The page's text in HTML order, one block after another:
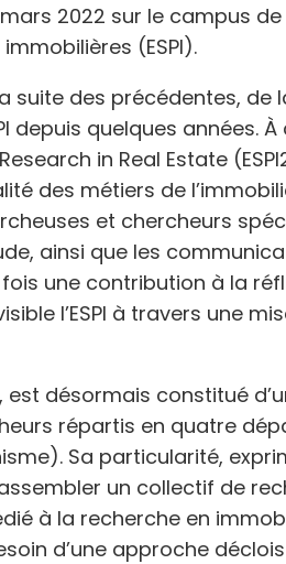
2022 sur le campus
(ESPI).
suite des précédentes, de
depuis quelques années.
in Real Estate
des métiers de
et chercheurs
ainsi que les
une contribution à la
l’ESPI à travers une
est désormais constitué
répartis en quatre
Sa particularité,
un collectif de
à la recherche en
d’une approche